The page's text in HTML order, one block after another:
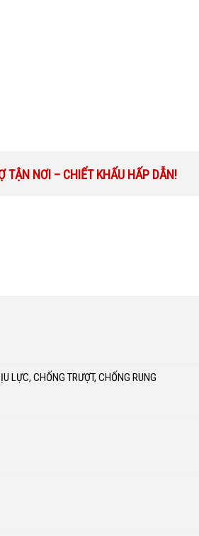
TẬN NƠI – CHIẾT KHẤU HẤP DẪN!
LỰC, CHỐNG TRƯỢT, CHỐNG RUNG